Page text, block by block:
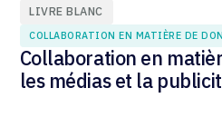
LIVRE BLANC
COLLABORATION EN MATIÈRE DE
Collaboration en
les médias et la